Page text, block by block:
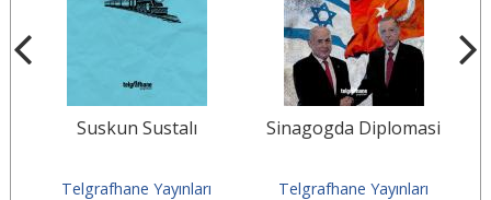
Suskun Sustalı
Telgrafhane Yayınları
Sinagogda Diplomasi
Telgrafhane Yayınları